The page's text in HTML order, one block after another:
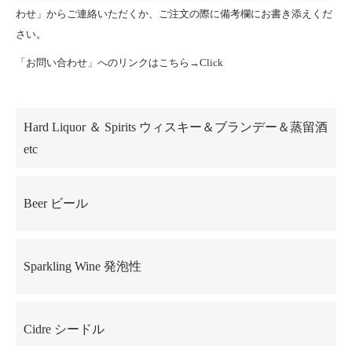
わせ」からご連絡いただくか、ご注文の際に備考欄にお書き添えくだ
さい。
「お問い合わせ」へのリンクはこちら→Click
Hard Liquor ＆ Spirits ウィスキー＆ブランデー＆蒸留酒
etc
Beer ビール
Sparkling Wine 発泡性
Cidre シードル